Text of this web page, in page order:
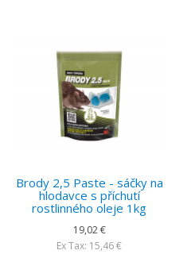
Brody 2,5 Paste - sáčky na
hlodavce s příchutí
rostlinného oleje 1kg
19,02 €
Ex Tax: 15,46 €